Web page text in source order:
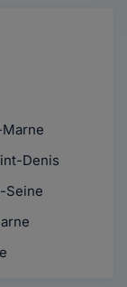
Denis
Seine